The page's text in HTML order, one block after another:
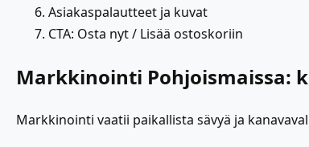
Asiakaspalautteet ja kuvat
CTA: Osta nyt / Lisää ostoskoriin
Markkinointi Pohjoismaissa:
Markkinointi vaatii paikallista sävyä ja